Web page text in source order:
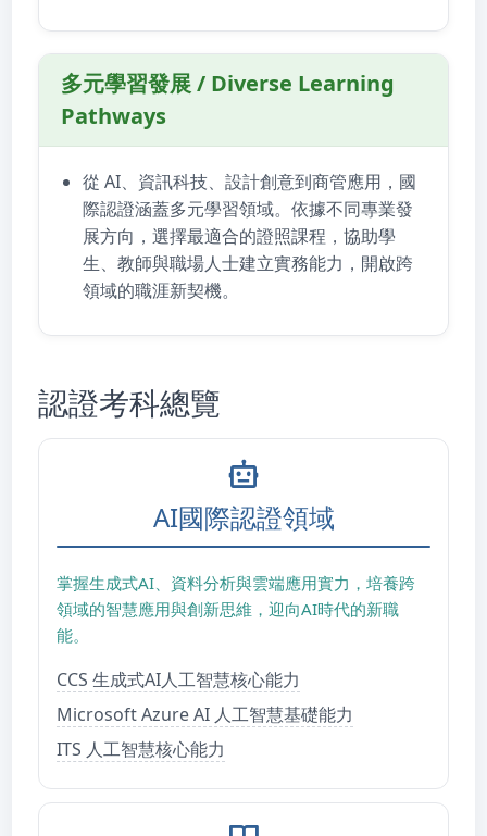
多元學習發展 / Diverse Learning
Pathways
從 AI、資訊科技、設計創意到商管應用，國
際認證涵蓋多元學習領域。依據不同專業發
展方向，選擇最適合的證照課程，協助學
生、教師與職場人士建立實務能力，開啟跨
領域的職涯新契機。
認證考科總覽
AI國際認證領域
掌握生成式AI、資料分析與雲端應用實力，培養跨
領域的智慧應用與創新思維，迎向AI時代的新職
能。
CCS 生成式AI人工智慧核心能力
Microsoft Azure AI 人工智慧基礎能力
ITS 人工智慧核心能力